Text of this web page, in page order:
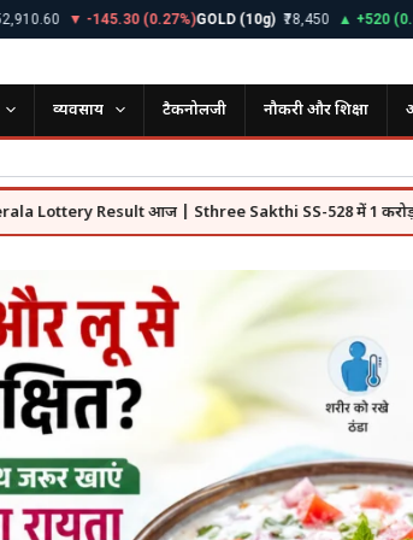
▼ -145.30 (0.27%)GOLD (10g) ₹78,450 ▲ +520 (0.67%)
व्यवसाय टैकनोलजी नौकरी और शिक्षा
Result आज | Sthree Sakthi SS-528 में 1 करोड़ किसने